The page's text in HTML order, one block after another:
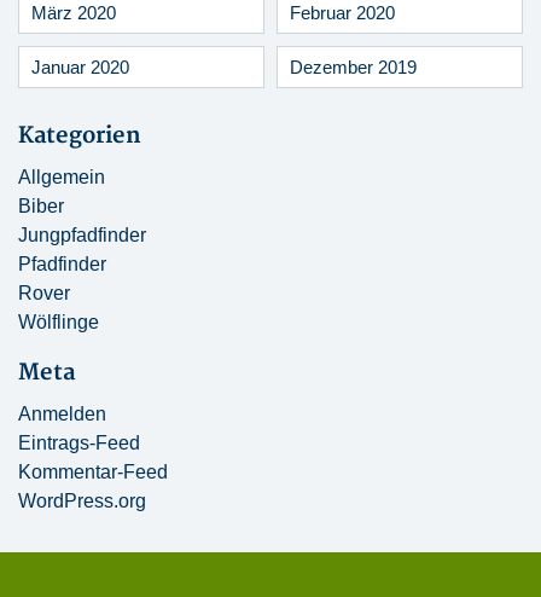
März 2020 Februar 2020
Januar 2020 Dezember 2019
Kategorien
Allgemein
Biber
Jungpfadfinder
Pfadfinder
Rover
Wölflinge
Meta
Anmelden
Eintrags-Feed
Kommentar-Feed
WordPress.org